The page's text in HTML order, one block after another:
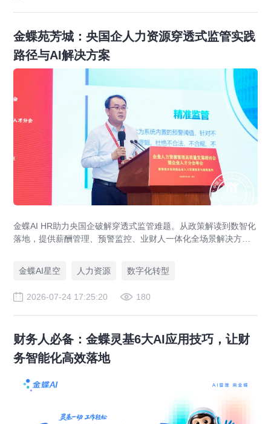
金蝶苑芳城：央国企人力资源穿透式监管实践
路径与AI解决方案
金蝶AI HR助力央国企破解穿透式监管难题。从政策解读到数智化
落地，提供薪酬管理、预警监控、业财人一体化全场景解决方
金蝶AI星空
人力资源 数字化转型
2026-07-24 17:25:20 180
财务人必备：金蝶灵基6大AI应用技巧，让财
务智能化高效落地